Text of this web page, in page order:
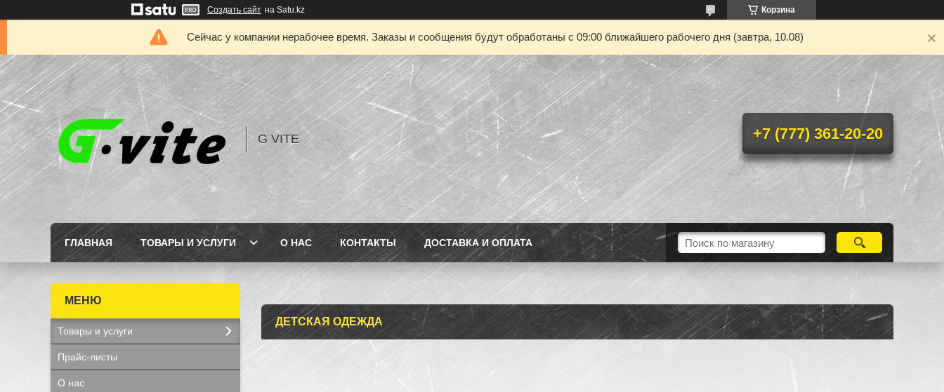
Создать сайт на Satu.kz Корзина
Сейчас у компании нерабочее время. Заказы и сообщения будут обработаны с 09:00 ближайшего рабочего дня (завтра, 10.08)
G VITE +7 (777) 361-20-20
ГЛАВНАЯ ТОВАРЫ И УСЛУГИ О НАС КОНТАКТЫ ДОСТАВКА И ОПЛАТА
ДЕТСКАЯ ОДЕЖДА
Товары и услуги
Прайс-листы
О нас